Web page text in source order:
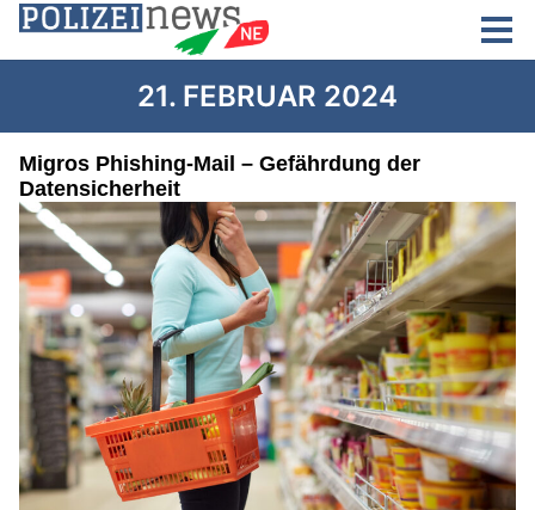
21. FEBRUAR 2024
Migros Phishing-Mail – Gefährdung der
Datensicherheit